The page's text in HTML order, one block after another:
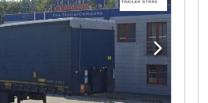
full-service contracten en
adviseren u graag persoonlijk.